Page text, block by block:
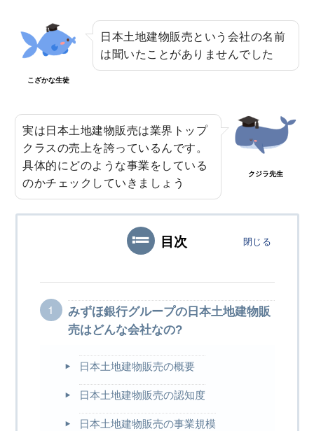
4
野村の仲介+（PLUS）の評判や強みと
は？噂や口コミから知る満足度合
農協JA住宅ローン金利や審査は？借り
換えや繰り上げ返済まで徹底まとめ
2020.10.06
こざかな生徒
日本土地建物販売という会社の名前
は聞いたことがありませんでした
実は日本土地建物販売は業界トップ
クラスの売上を誇っているんです。
具体的にどのような事業をしている
のかチェックしていきましょう
クジラ先生
目次 閉じる
みずほ銀行グループの日本土地建物販
売はどんな会社なの?
日本土地建物販売の概要
日本土地建物販売の認知度
日本土地建物販売の事業規模